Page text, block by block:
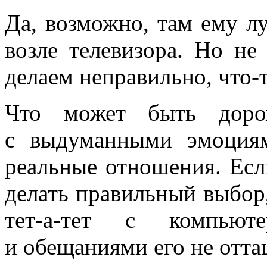
Да, возможно, там ему
возле телевизора. Но
делаем неправильно,
Что может быть
с выдуманными
реальные отношения.
делать правильный
тет‑а‑тет с
и обещаниями его не